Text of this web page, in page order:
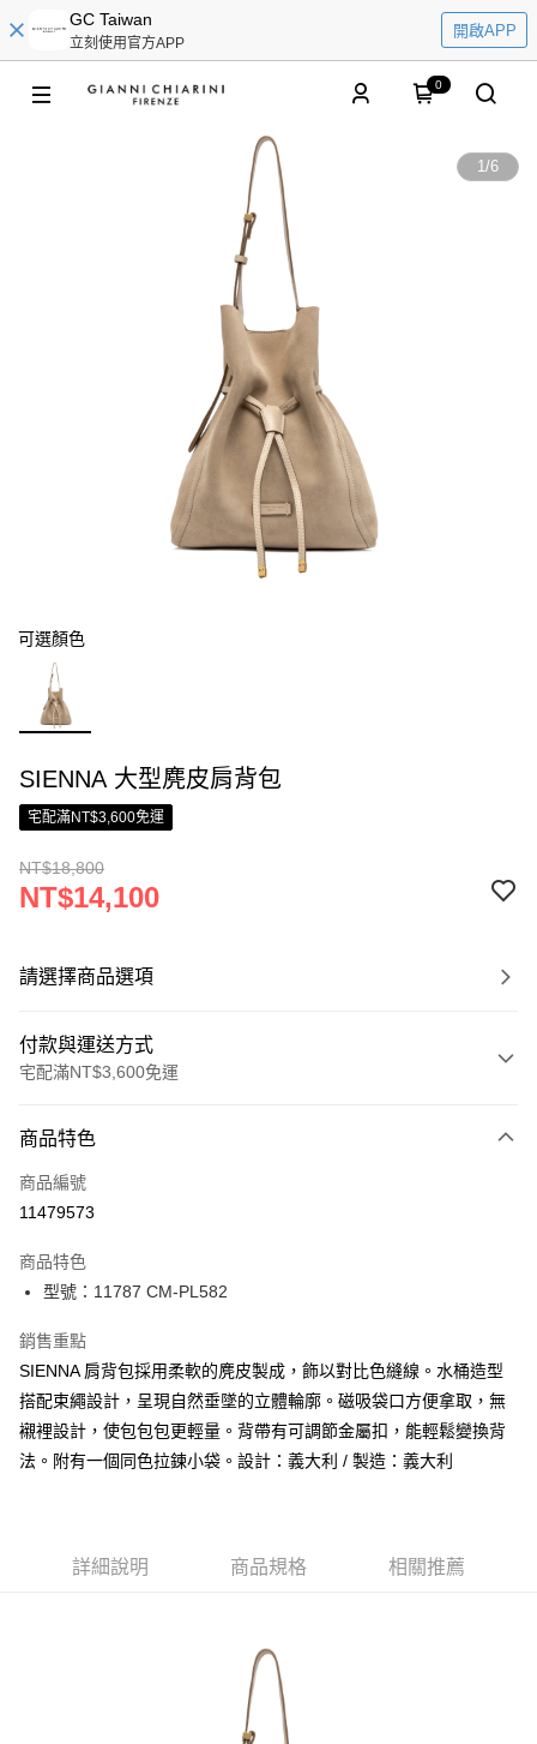
GC Taiwan
立刻使用官方APP
開啟APP
0
1/6
可選顏色
SIENNA 大型麂皮肩背包
宅配滿NT$3,600免運
NT$18,800
NT$14,100
請選擇商品選項
付款與運送方式
宅配滿NT$3,600免運
信用卡一次付款
信用卡分期付款
合作金庫商業銀行
華南商業銀行
國泰世華商業銀行
臺灣中小企業銀行
台中商業銀行
匯豐（台灣）商業銀行
華泰商業銀行
聯邦商業銀行
遠東國際商業銀行
元大商業銀行
永豐商業銀行
LINE Pay
街口支付
悠遊付
全盈+PAY
【關於「AFTEE先享後付」】
AFTEE先享後付是「在收到商品之後才付款」的支付方式。 讓您購物簡單
２．便利：只要手機號碼，簡訊認證，即可結帳。
３．安心：先確認商品／服務後，再付款。
【「AFTEE先享後付」結帳流程】
１．於結帳方式選擇「AFTEE先享後付」後，將跳轉至「AFTEE先享後付」
ATM付款
每筆NT$120，滿NT$3,600(含以上)免運費
商品特色
商品編號
11479573
商品特色
型號：11787 CM-PL582
銷售重點
SIENNA 肩背包採用柔軟的麂皮製成，飾以對比色縫線。水桶造型
搭配束繩設計，呈現自然垂墜的立體輪廓。磁吸袋口方便拿取，無
襯裡設計，使包包包更輕量。背帶有可調節金屬扣，能輕鬆變換背
法。附有一個同色拉鍊小袋。設計：義大利 / 製造：義大利
詳細說明 商品規格 相關推薦